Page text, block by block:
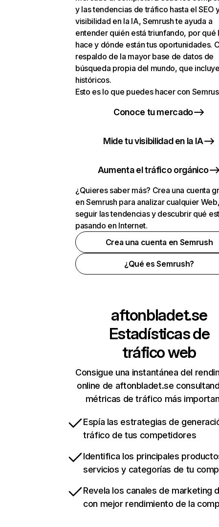
y las tendencias de tráfico hasta el SEO
visibilidad en la IA, Semrush te ayuda a
entender quién está triunfando, por qué
hace y dónde están tus oportunidades.
respaldo de la mayor base de datos de
búsqueda propia del mundo, que
históricos.
Esto es lo que puedes hacer con
Conoce tu mercado
Mide tu visibilidad en la IA
Aumenta el tráfico orgánico
¿Quieres saber más? Crea una cuenta
en Semrush para analizar cualquier
seguir las tendencias y descubrir qué
pasando en Internet.
Crea una cuenta en Semrush
¿Qué es Semrush?
aftonbladet.se
Estadísticas de
tráfico web
Consigue una instantánea del
online de aftonbladet.se
métricas de tráfico más
Espía las estrategias de
tráfico de tus competidores
Identifica los principales
servicios y categorías de tu
Revela los canales de marketing
con mejor rendimiento de la